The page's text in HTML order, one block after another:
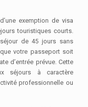
exemption de visa
touristiques courts.
de 45 jours sans
votre passeport soit
d’entrée prévue. Cette
séjours à caractère
professionnelle ou